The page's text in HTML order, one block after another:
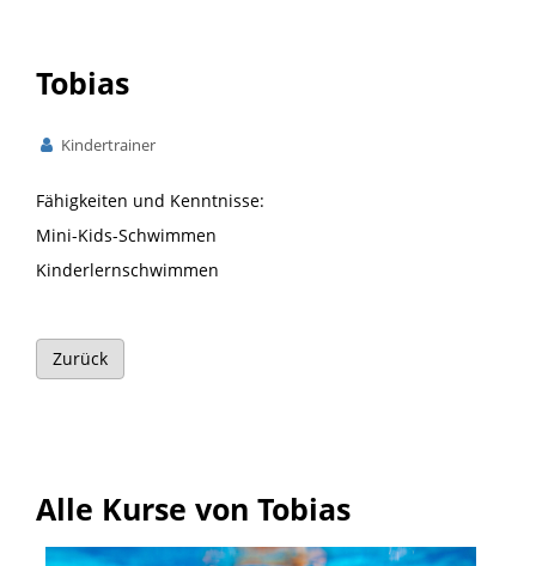
Tobias
Kindertrainer
Fähigkeiten und Kenntnisse:
Mini-Kids-Schwimmen
Kinderlernschwimmen
Zurück
Alle Kurse von Tobias